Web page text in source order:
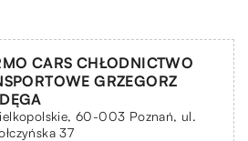
CARS CHŁODNICTWO
GRZEGORZ
60-003 Poznań, ul.
37